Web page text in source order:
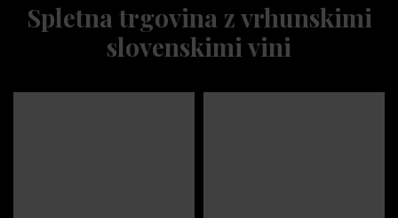
Spletna trgovina z vrhunskimi
slovenskimi vini